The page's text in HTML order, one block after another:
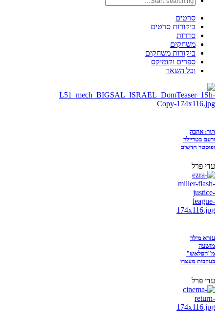
סרטים
ביקורות סרטים
סדרות
משחקים
ביקורות משחקים
ספרים וקומיקס
וכל השאר
תור: אהבה
ורעם בטריילר
ופוסטר חדשים
עדי פרל
עזרא מילר
מושעה
מ"הפלאש"
בעקבות מעצרו
עדי פרל